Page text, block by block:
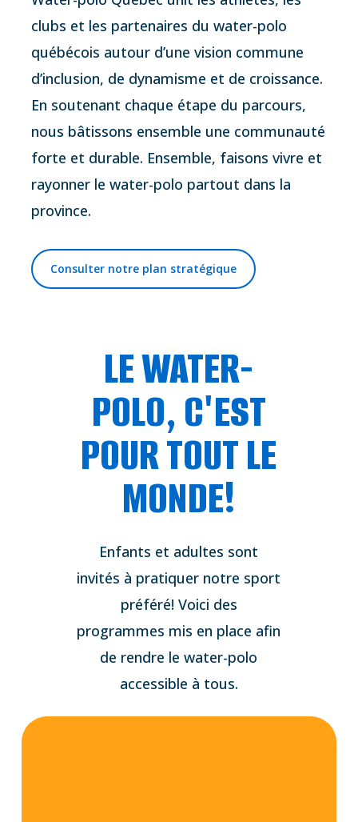
clubs et les partenaires du water-polo
québécois autour d’une vision commune
d’inclusion, de dynamisme et de croissance.
En soutenant chaque étape du parcours,
nous bâtissons ensemble une communauté
forte et durable. Ensemble, faisons vivre et
rayonner le water-polo partout dans la
province.
Consulter notre plan stratégique
LE WATER-
POLO, C'EST
POUR TOUT LE
MONDE!
Enfants et adultes sont
invités à pratiquer notre sport
préféré! Voici des
programmes mis en place afin
de rendre le water-polo
accessible à tous.